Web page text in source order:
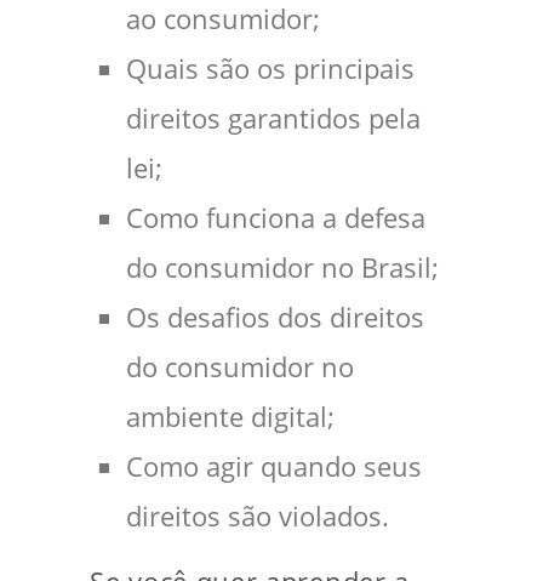
ao consumidor;
Quais são os principais
direitos garantidos pela
lei;
Como funciona a defesa
do consumidor no Brasil;
Os desafios dos direitos
do consumidor no
ambiente digital;
Como agir quando seus
direitos são violados.